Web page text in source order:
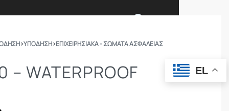
›ΥΠΟΔΗΣΗ›ΕΠΙΧΕΙΡΗΣΙΑΚΆ - ΣΏΜΑΤΑ ΑΣΦΑΛΕΊΑΣ
– WATERPROOF
EL